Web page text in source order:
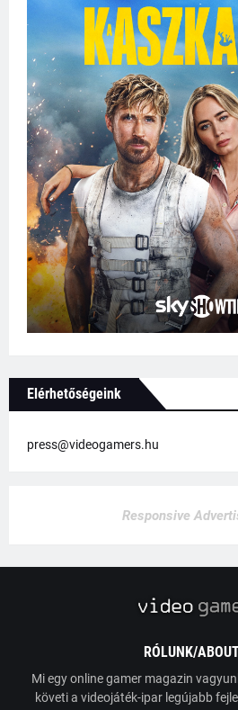
Elérhetőségeink
press@videogamers.hu
Responsive
RÓLUNK/
Mi egy online gamer magazin
követi a videojáték-ipar legújabb